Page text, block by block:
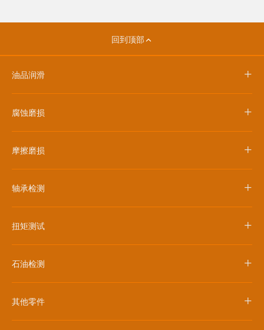
回到顶部
油品润滑 +
腐蚀磨损 +
摩擦磨损 +
轴承检测 +
扭矩测试 +
石油检测 +
其他零件 +